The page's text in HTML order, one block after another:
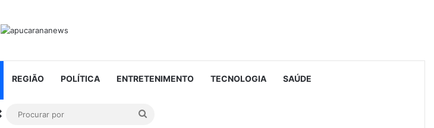
REGIÃO POLÍTICA ENTRETENIMENTO TECNOLOGIA SAÚDE
Artigo aleatório
Procurar